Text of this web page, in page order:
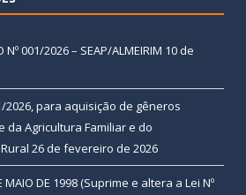
Nº 001/2026 – SEAP/ALMEIRIM 10 de
2026, para aquisição de gêneros
da Agricultura Familiar e do
26 de fevereiro de 2026
MAIO DE 1998 (Suprime e altera a Lei Nº